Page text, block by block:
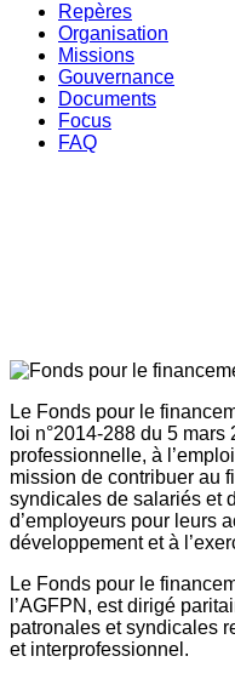
Repères
Organisation
Missions
Gouvernance
Documents
Focus
FAQ
Le Fonds pour le
loi n°2014-288 du 5
professionnelle, à
mission de contribuer au
syndicales de salariés et
d’employeurs pour leurs
développement et à
Le Fonds pour le
l’AGFPN, est dirigé
patronales et syndicales
et interprofessionnel.